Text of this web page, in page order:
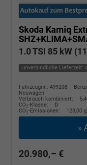
Skoda Kamiq
1.0 TSI 85 kW
unverbindliche Lieferzeit:
Fahrzeugnr.: 499208
Neuwagen
Verbrauch kombiniert:
CO2-Klasse:
D
CO2-Emissionen: 123,00
»
20.980,– €